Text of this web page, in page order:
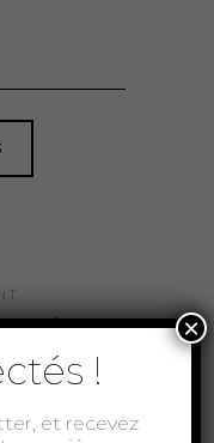
!
et recevez
×